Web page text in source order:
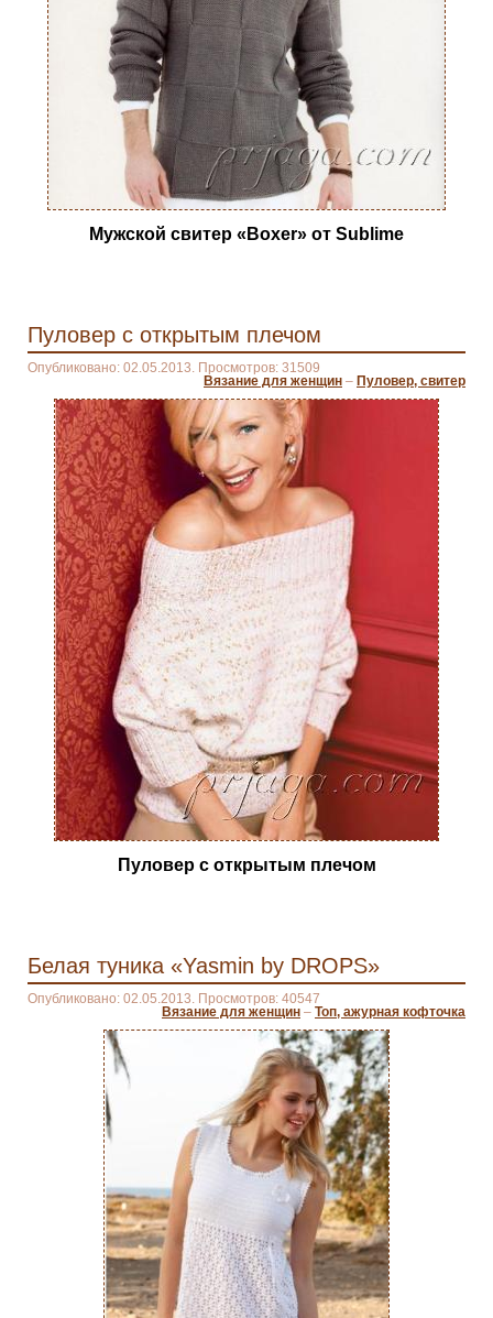
Мужской свитер «Boxer» от Sublime
Пуловер с открытым плечом
Опубликовано: 02.05.2013. Просмотров: 31509
Вязание для женщин – Пуловер, свитер
Пуловер с открытым плечом
Белая туника «Yasmin by DROPS»
Опубликовано: 02.05.2013. Просмотров: 40547
Вязание для женщин – Топ, ажурная кофточка